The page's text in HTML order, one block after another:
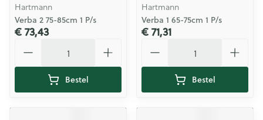
Hartmann
Verba 2 75-85cm 1 P/s
€ 73,43
Bestel
Hartmann
Verba 1 65-75cm 1 P/s
€ 71,31
Bestel